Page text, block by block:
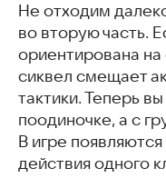
Не отходим
во вторую часть.
ориентирована
сиквел смещает
тактики. Теперь
поодиночке, а с
В игре
действия одного